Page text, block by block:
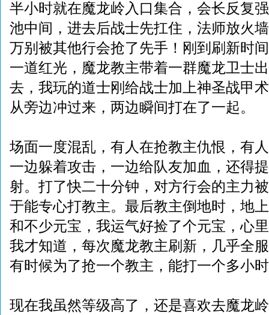
半小时就在魔龙岭入口集合，会长反复
池中间，进去后战士先扛住，法师放火
万别被其他行会抢了先手！刚到刷新时
一道红光，魔龙教主带着一群魔龙卫士
去，我玩的道士刚给战士加上神圣战甲
从旁边冲过来，两边瞬间打在了一起。
场面一度混乱，有人在抢教主仇恨，有
一边躲着攻击，一边给队友加血，还得
射。打了快二十分钟，对方行会的主力
于能专心打教主。最后教主倒地时，地
和不少元宝，我运气好捡了个元宝，心
我才知道，每次魔龙教主刷新，几乎全
有时候为了抢一个教主，能打一个多小
现在我虽然等级高了，还是喜欢去魔龙